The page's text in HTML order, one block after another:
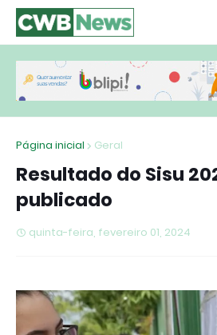
Página inicial Geral
Resultado do Sisu
publicado
quinta-feira, fevereiro 01, 2024